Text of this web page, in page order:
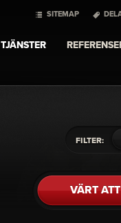
SITEMAP
TJÄNSTER
FILTER:
VÄRT